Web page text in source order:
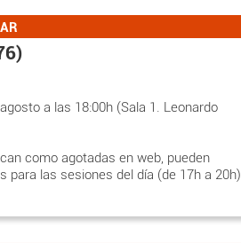
a las 18:00h (Sala 1. Leonardo
como agotadas en web, pueden
para las sesiones del día (de 17h a 20h)